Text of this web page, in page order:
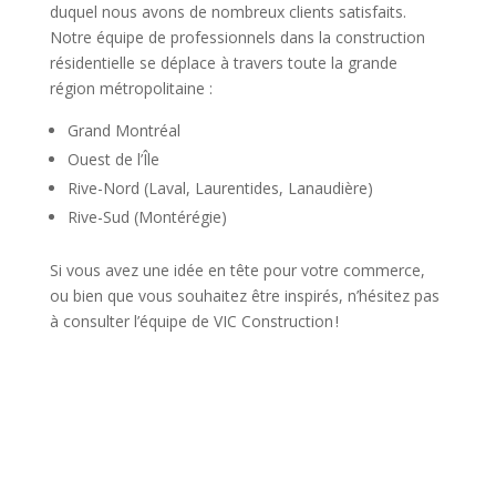
duquel nous avons de nombreux clients satisfaits.
Notre équipe de professionnels dans la construction
résidentielle se déplace à travers toute la grande
région métropolitaine :
Grand Montréal
Ouest de l’Île
Rive-Nord (Laval, Laurentides, Lanaudière)
Rive-Sud (Montérégie)
Si vous avez une idée en tête pour votre commerce,
ou bien que vous souhaitez être inspirés, n’hésitez pas
à consulter l’équipe de VIC Construction !